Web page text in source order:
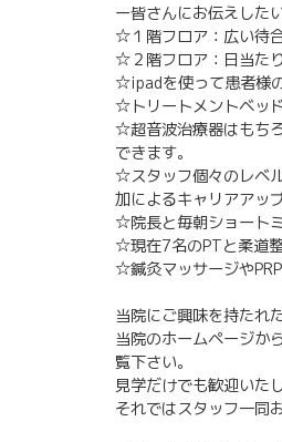
ー皆さんにお伝えした
☆１階フロア：広い待
☆２階フロア：日当た
☆ipadを使って患者様
☆トリートメントベッ
☆超音波治療器はもち
できます。
☆スタッフ個々のレベ
加によるキャリアアッ
☆院長と毎朝ショート
☆現在7名のPTと柔道
☆鍼灸マッサージや
当院にご興味を持たれ
当院のホームページか
覧下さい。
見学だけでも歓迎いた
それではスタッフ一同